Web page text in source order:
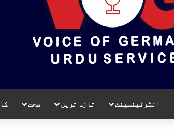
انٹرٹینمینٹ تازہ ترین صحت